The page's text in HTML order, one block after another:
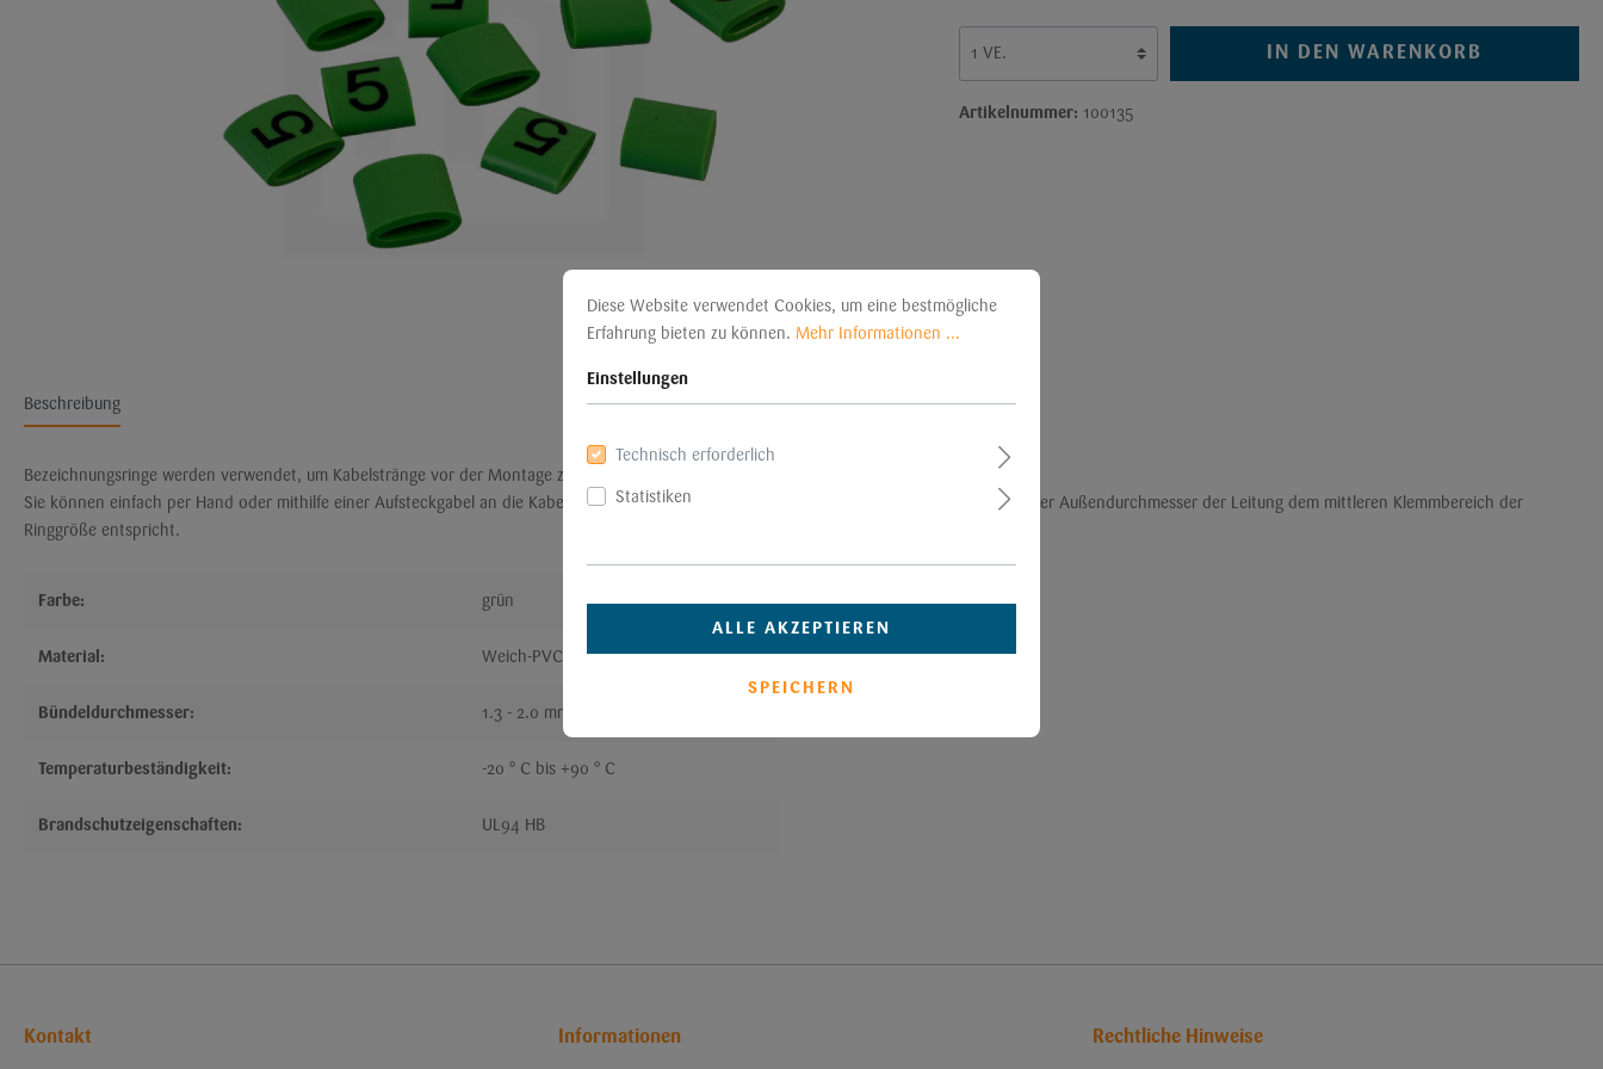
IN DEN WARENKORB
Artikelnummer: 100135
Beschreibung
Bezeichnungsringe werden verwendet, um Kabelstränge vor der Montage zu markieren.
Sie können einfach per Hand oder mithilfe einer Aufsteckgabel an die Kabel angebracht werden. Die Größe des Rings gilt als optimal, wenn der Außendurchmesser der Leitung dem mittleren Klemmbereich der
Ringgröße entspricht.
Farbe: grün
Material: Weich-PVC
Bündeldurchmesser: 1.3 - 2.0 mm
Temperaturbeständigkeit: -20 ° C bis +90 ° C
Brandschutzeigenschaften: UL94 HB
Kontakt Informationen Rechtliche Hinweise
Diese Website verwendet Cookies, um eine bestmögliche
Erfahrung bieten zu können. Mehr Informationen ...
Einstellungen
Technisch erforderlich
Statistiken
ALLE AKZEPTIEREN
SPEICHERN